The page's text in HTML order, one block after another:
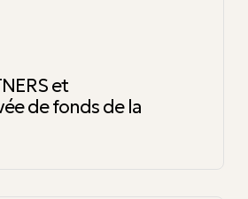
et
de fonds de la